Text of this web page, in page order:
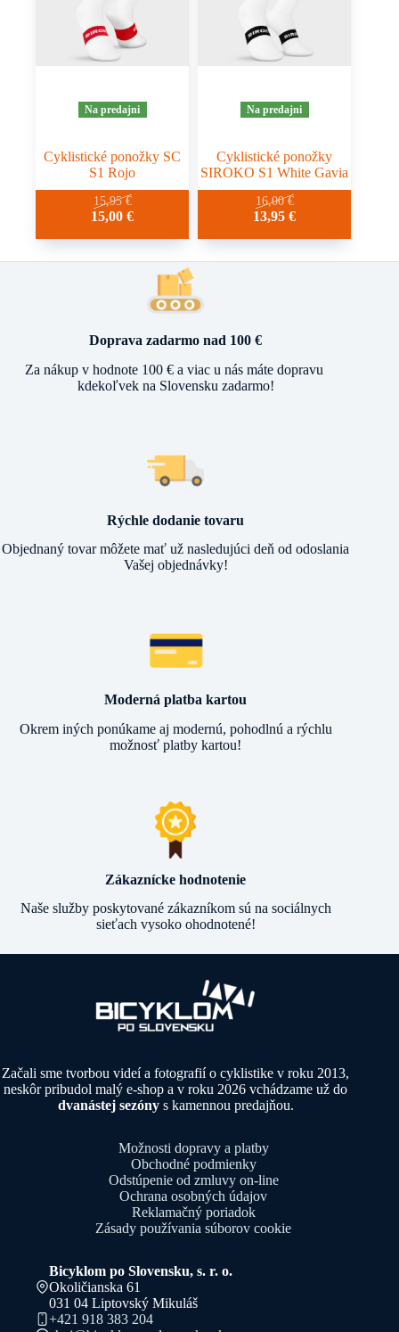
Na predajni
Cyklistické ponožky SC
S1 Rojo
15,95€
Pôvodná
15,95 €.
15,00€Aktuálna
15,00 €.
variantov.
stránke
produktu.
Na predajni
Cyklistické ponožky
SIROKO S1 White Gavia
16,00€
Pôvodná
16,00 €.
13,95€Aktuálna
13,95 €.
variantov.
Možnosti
si
môžete
na
stránke
produktu.
Doprava zadarmo nad 100 €
Za nákup v hodnote 100 € a viac u nás máte dopravu
kdekoľvek na Slovensku zadarmo!
Rýchle dodanie tovaru
Objednaný tovar môžete mať už nasledujúci deň od odoslania
Vašej objednávky!
Moderná platba kartou
Okrem iných ponúkame aj modernú, pohodlnú a rýchlu
možnosť platby kartou!
Zákaznícke hodnotenie
Naše služby poskytované zákazníkom sú na sociálnych
sieťach vysoko ohodnotené!
Začali sme tvorbou videí a fotografií o cyklistike v roku 2013,
neskôr pribudol malý e-shop a v roku 2026 vchádzame už do
dvanástej sezónys kamennou predajňou.
Možnosti dopravy a platby
Obchodné podmienky
Odstúpenie od zmluvy on-line
Ochrana osobných údajov
Reklamačný poriadok
Zásady používania súborov cookie
Bicyklom po Slovensku, s. r. o.
Okoličianska 61
031 04 Liptovský Mikuláš
+421 918 383 204